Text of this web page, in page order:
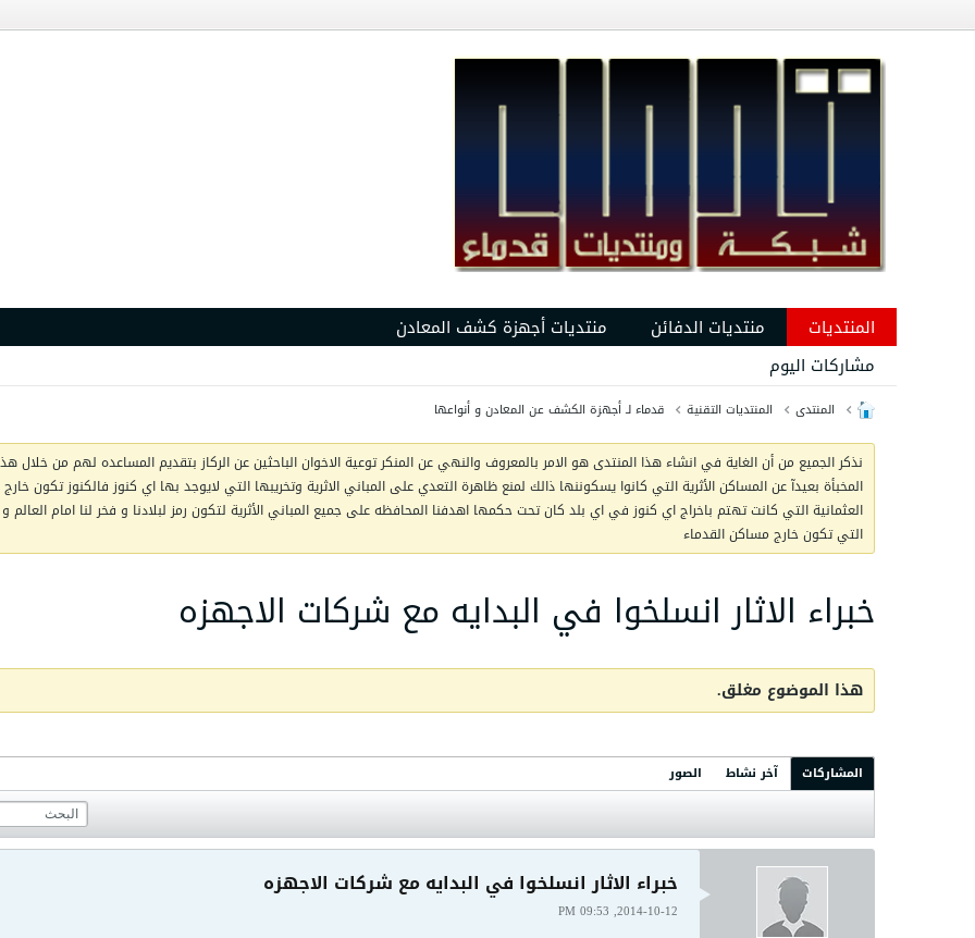
المنتديات منتديات الدفائن
منتديات أجهزة كشف المعادن
مشاركات اليوم
المنتدى المنتديات التقنية قدماء لـ أجهزة الكشف عن المعادن و أنواعها
نذكر الجميع من أن الغاية في انشاء هذا المنتدى هو الامر بالمعروف والنهي عن المنكر توعية الاخوان الباحثين عن الركاز بتقديم المساعده لهم من خلال
المخبأة بعيدآ عن المساكن الأثرية التي كانوا يسكوننها ذالك لمنع ظاهرة التعدي على المباني الاثرية وتخريبها التي لايوجد بها اي كنوز فالكنوز تكون
العثمانية التي كانت تهتم باخراج اي كنوز في اي بلد كان تحت حكمها اهدفنا المحافظه على جميع المباني الأثرية لتكون رمز لبلادنا و فخر لنا امام
التي تكون خارج مساكن القدماء
خبراء الاثار انسلخوا في البدايه مع شركات الاجهزه
هذا الموضوع مغلق.
المشاركات آخر نشاط الصور
خبراء الاثار انسلخوا في البدايه مع شركات الاجهزه
2014-10-12, 09:53 PM